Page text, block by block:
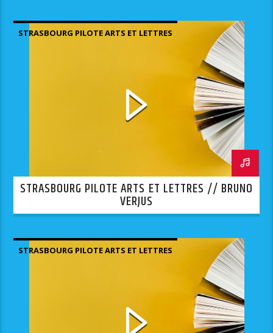
STRASBOURG PILOTE ARTS ET LETTRES
STRASBOURG PILOTE ARTS ET LETTRES // BRUNO
VERJUS
STRASBOURG PILOTE ARTS ET LETTRES